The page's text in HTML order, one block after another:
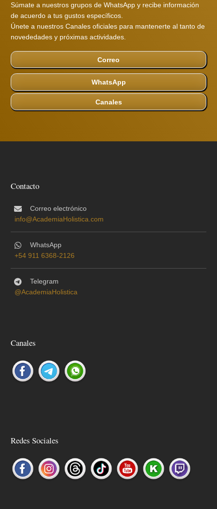
Súmate a nuestros grupos de WhatsApp y recibe información
de acuerdo a tus gustos específicos.
Únete a nuestros Canales oficiales para mantenerte al tanto de
novededades y próximas actividades.
Correo
WhatsApp
Canales
Contacto
Correo electrónico
info@AcademiaHolistica.com
WhatsApp
+54 911 6368-2126
Telegram
@AcademiaHolistica
Canales
Redes Sociales